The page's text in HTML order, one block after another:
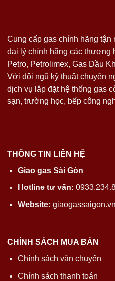
Cung cấp gas chính hãng
đại lý chính hãng các thương
Petro, Petrolimex, Gas Dầu
Với đội ngũ kỹ thuật chuyên
dịch vụ lắp đặt hệ thống gas
sạn, trường học, bếp công
THÔNG TIN LIÊN HỆ
Giao gas Sài Gòn
Hotline tư vấn:
Website: giaogassaigon.vn
CHÍNH SÁCH MUA BÁN
Chính sách vận chuyển
Chính sách thanh toán